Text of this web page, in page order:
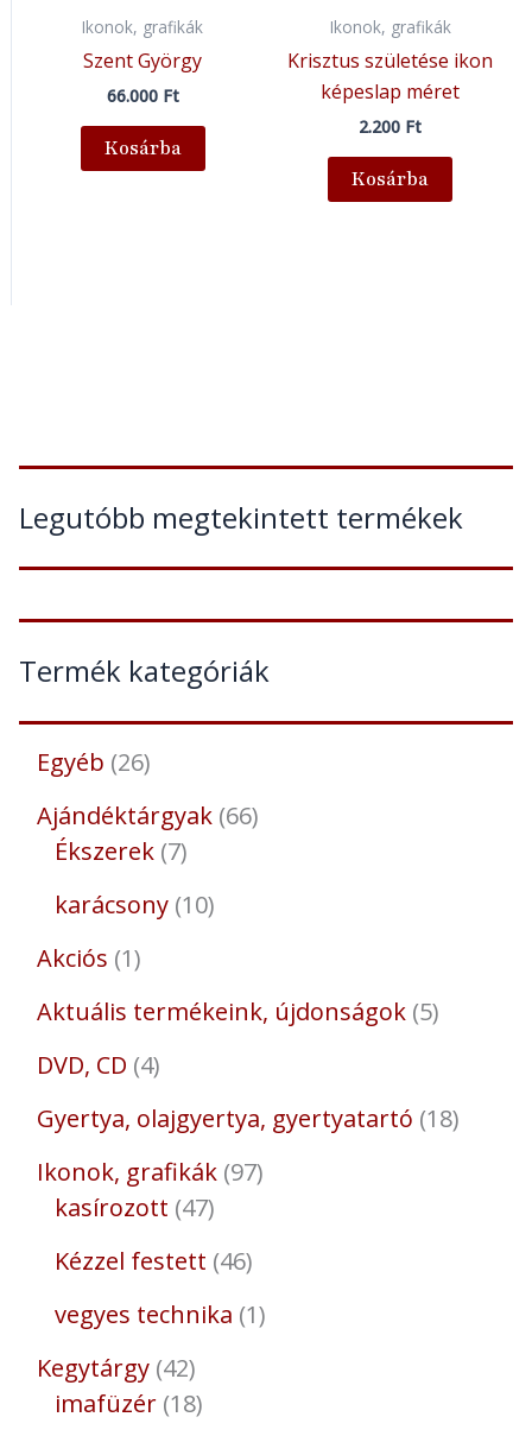
Legutóbb megtekintett termékek
Termék kategóriák
Egyéb 26
Ajándéktárgyak 66
Ékszerek 7
karácsony 10
Akciós 1
Aktuális termékeink, újdonságok 5
DVD, CD 4
Gyertya, olajgyertya, gyertyatartó 18
Ikonok, grafikák 97
kasírozott 47
Kézzel festett 46
vegyes technika 1
Kegytárgy 42
imafüzér 18
Ikonok, grafikák
Szent György
66.000 Ft
Kosárba
Ikonok, grafikák
Krisztus születése ikon
képeslap méret
2.200 Ft
Kosárba